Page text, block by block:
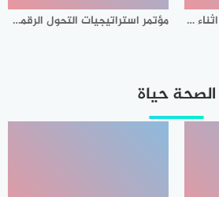
كيف تحمي بياناتك المالية اثناء التسوق الالكتروني مؤتمر استراتيجيات التحول الرقمي والذكاء الاصطناعي
الصحة حياة